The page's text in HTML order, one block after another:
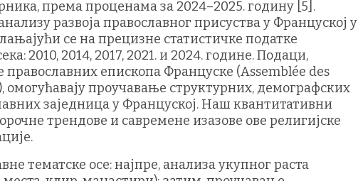
према проценама за 2024–2025. годину [5].
развоја православног присуства у Француској у
се на прецизне статистичке податке
2010, 2014, 2017, 2021. и 2024. године. Подаци,
епископа Француске (Assemblée des
омогућавају проучавање структурних, демографских
заједница у Француској. Наш квантитативни
трендове и савремене изазове ове религијске
тематске осе: најпре, анализа укупног раста